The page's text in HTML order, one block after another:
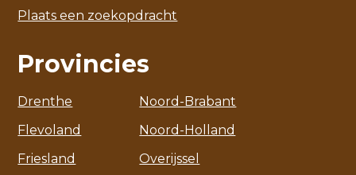
Plaats een zoekopdracht
Provincies
Drenthe
Flevoland
Friesland
Noord-Brabant
Noord-Holland
Overijssel